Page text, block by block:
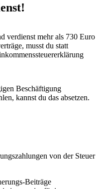
verdienst mehr als 730 Euro
musst du statt
Beschäftigung
kannst du das absetzen.
von der Steuer
Beiträge